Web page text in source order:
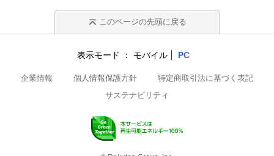
このページの先頭に戻る
表示モード モバイル PC
企業情報 個人情報保護方針
特定商取引法に基づく表記
サステナビリティ